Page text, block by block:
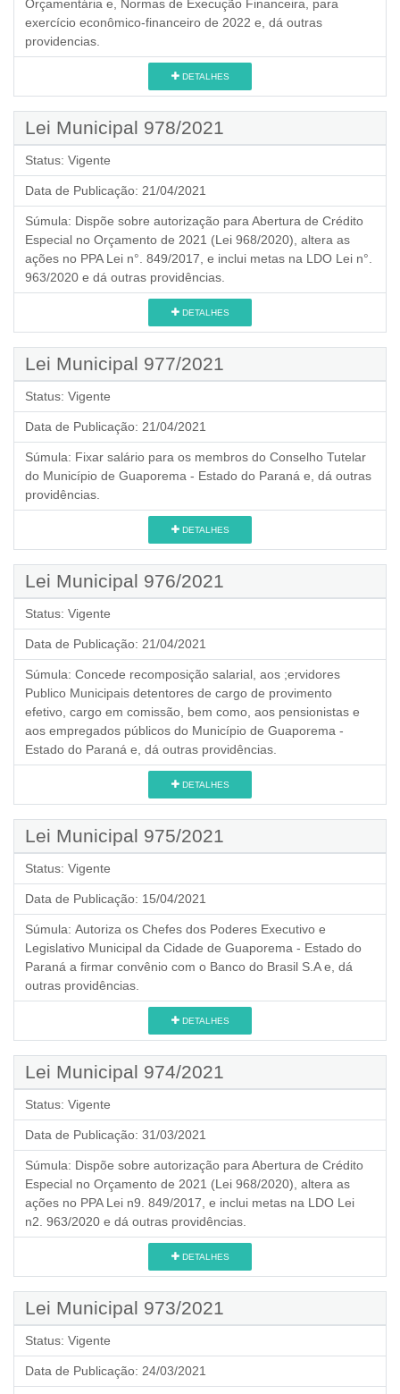
Orçamentária e, Normas de Execução Financeira, para
exercício econômico-financeiro de 2022 e, dá outras
providencias.
DETALHES
Lei Municipal 978/2021
Status: Vigente
Data de Publicação: 21/04/2021
Súmula: Dispõe sobre autorização para Abertura de Crédito
Especial no Orçamento de 2021 (Lei 968/2020), altera as
ações no PPA Lei n°. 849/2017, e inclui metas na LDO Lei n°.
963/2020 e dá outras providências.
DETALHES
Lei Municipal 977/2021
Status: Vigente
Data de Publicação: 21/04/2021
Súmula: Fixar salário para os membros do Conselho Tutelar
do Município de Guaporema - Estado do Paraná e, dá outras
providências.
DETALHES
Lei Municipal 976/2021
Status: Vigente
Data de Publicação: 21/04/2021
Súmula: Concede recomposição salarial, aos ;ervidores
Publico Municipais detentores de cargo de provimento
efetivo, cargo em comissão, bem como, aos pensionistas e
aos empregados públicos do Município de Guaporema -
Estado do Paraná e, dá outras providências.
DETALHES
Lei Municipal 975/2021
Status: Vigente
Data de Publicação: 15/04/2021
Súmula: Autoriza os Chefes dos Poderes Executivo e
Legislativo Municipal da Cidade de Guaporema - Estado do
Paraná a firmar convênio com o Banco do Brasil S.A e, dá
outras providências.
DETALHES
Lei Municipal 974/2021
Status: Vigente
Data de Publicação: 31/03/2021
Súmula: Dispõe sobre autorização para Abertura de Crédito
Especial no Orçamento de 2021 (Lei 968/2020), altera as
ações no PPA Lei n9. 849/2017, e inclui metas na LDO Lei
n2. 963/2020 e dá outras providências.
DETALHES
Lei Municipal 973/2021
Status: Vigente
Data de Publicação: 24/03/2021